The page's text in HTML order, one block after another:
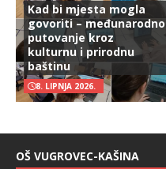
Kad bi mjesta mogla
govoriti – međunarodno
putovanje kroz
kulturnu i prirodnu
baštinu
8. LIPNJA 2026.
OŠ VUGROVEC-KAŠINA